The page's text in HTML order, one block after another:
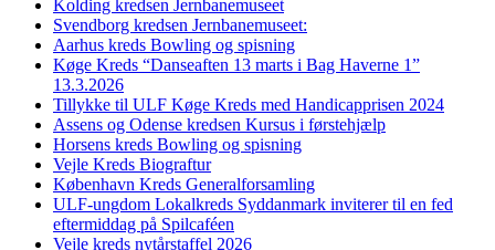
Kolding kredsen Jernbanemuseet
Svendborg kredsen Jernbanemuseet:
Aarhus kreds Bowling og spisning
Køge Kreds “Danseaften 13 marts i Bag Haverne 1”
13.3.2026
Tillykke til ULF Køge Kreds med Handicapprisen 2024
Assens og Odense kredsen Kursus i førstehjælp
Horsens kreds Bowling og spisning
Vejle Kreds Biograftur
København Kreds Generalforsamling
ULF-ungdom Lokalkreds Syddanmark inviterer til en fed
eftermiddag på Spilcaféen
Vejle kreds nytårstaffel 2026